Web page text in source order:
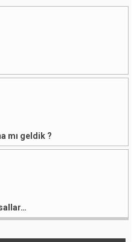
mı geldik ?